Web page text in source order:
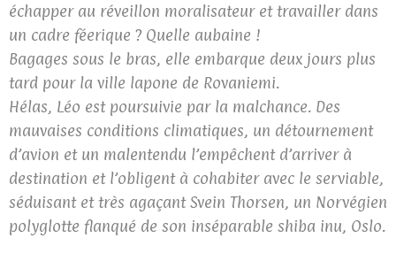
échapper au réveillon moralisateur et travailler dans
un cadre féerique ? Quelle aubaine !
Bagages sous le bras, elle embarque deux jours plus
tard pour la ville lapone de Rovaniemi.
Hélas, Léo est poursuivie par la malchance. Des
mauvaises conditions climatiques, un détournement
d’avion et un malentendu l’empêchent d’arriver à
destination et l’obligent à cohabiter avec le serviable,
séduisant et très agaçant Svein Thorsen, un Norvégien
polyglotte flanqué de son inséparable shiba inu, Oslo.